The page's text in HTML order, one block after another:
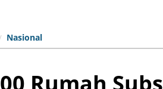
Nasional
Rumah